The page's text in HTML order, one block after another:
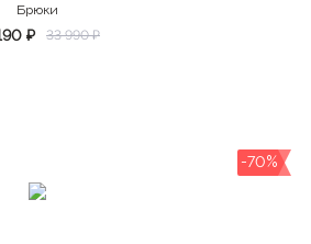
Брюки
₽ 33 990 ₽
-70%